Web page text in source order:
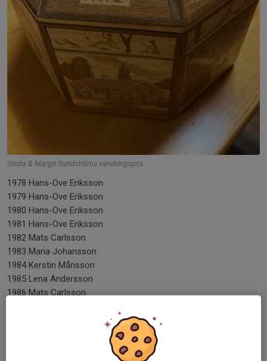
Gösta & Margit Sundströms vandringspris
1978 Hans-Ove Eriksson
1979 Hans-Ove Eriksson
1980 Hans-Ove Eriksson
1981 Hans-Ove Eriksson
1982 Mats Carlsson
1983 Maria Johansson
1984 Kerstin Månsson
1985 Lena Andersson
1986 Mats Carlsson